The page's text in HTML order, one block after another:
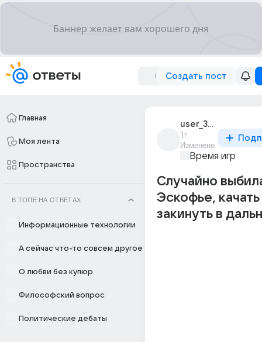
Создать пост
Главная
Моя лента
Пространства
В ТОПЕ НА ОТВЕТАХ
Информационные технологии
А сейчас что-то совсем другое
О любви без купюр
Философский вопрос
Политические дебаты
user_313703280
1г
Изменено
Время игр
Случайно
Эскофье,
закинуть в